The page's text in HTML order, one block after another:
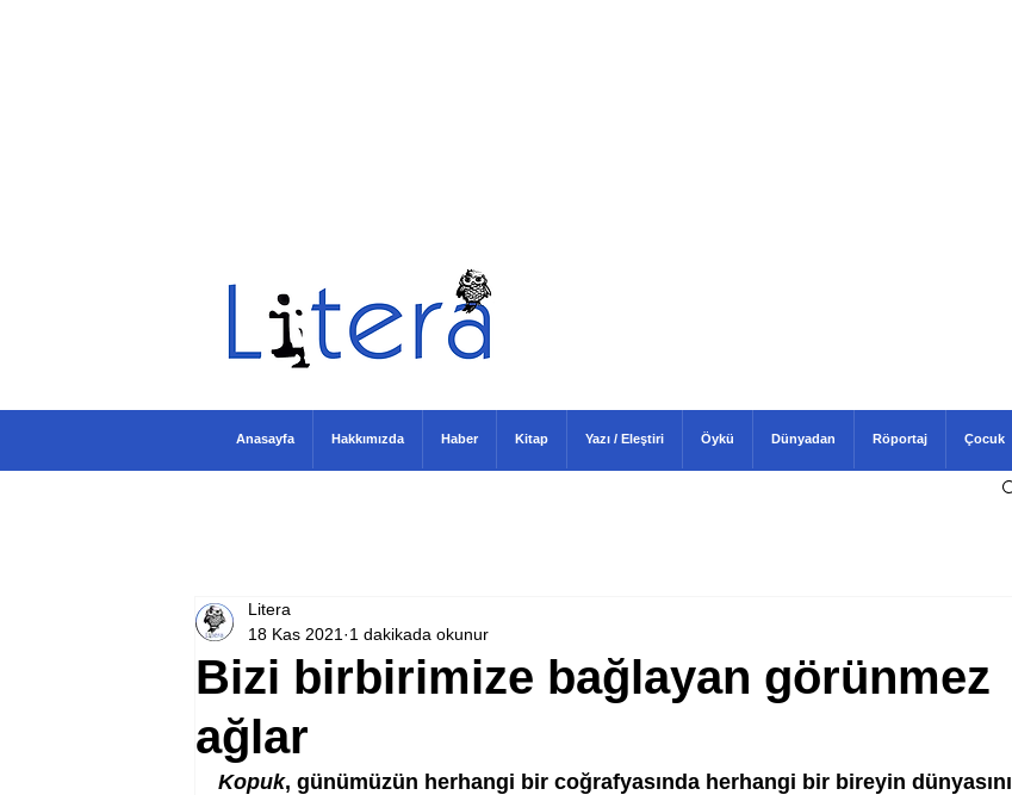
Bizi birbirimize bağlayan görünmez
ağlar
Litera
18 Kas 2021 1 dakikada okunur
Kopuk, günümüzün herhangi bir coğrafyasında herhangi bir bireyin dünyasını
Anasayfa Hakkımızda Haber Kitap Yazı / Eleştiri Öykü Dünyadan Röportaj Çocuk